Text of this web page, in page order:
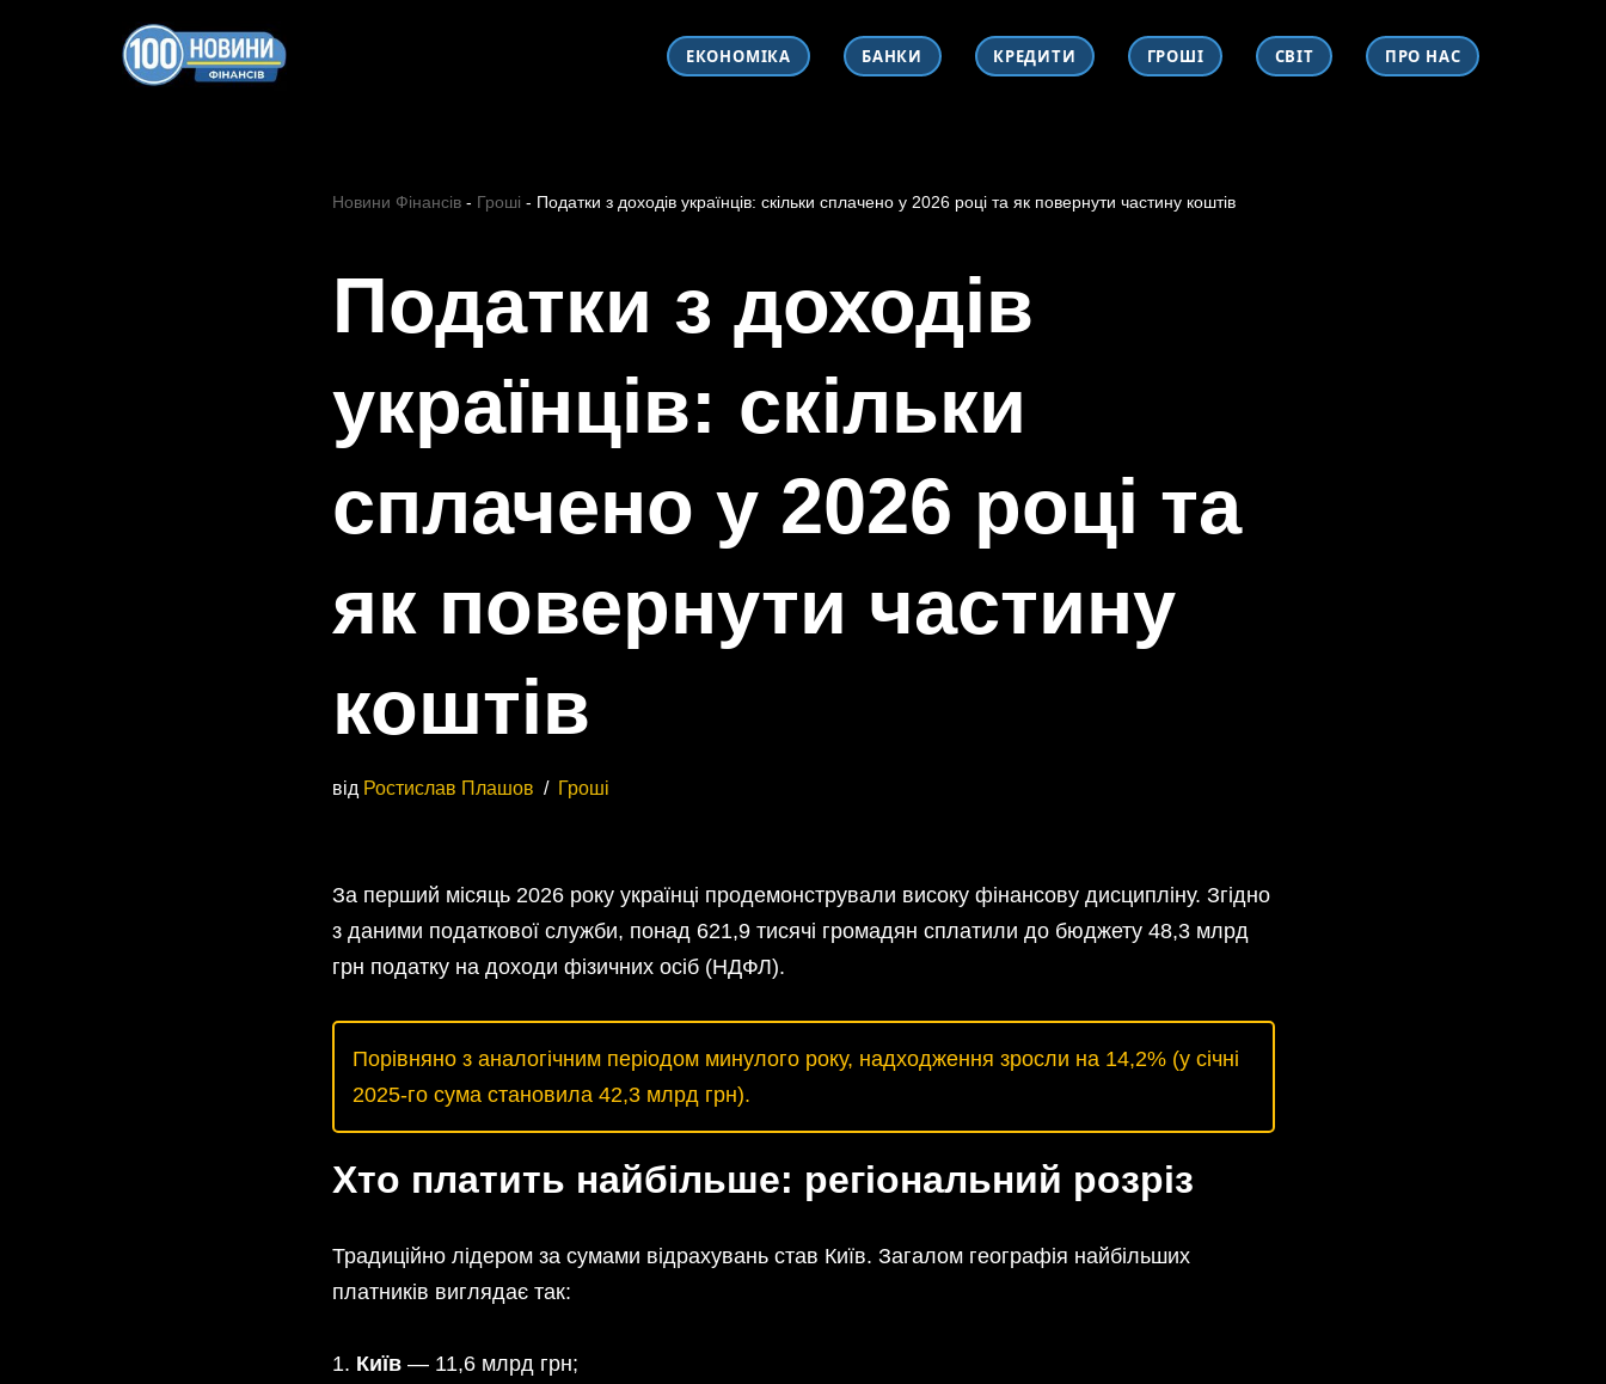
ЕКОНОМІКА БАНКИ КРЕДИТИ ГРОШІ СВІТ ПРО НАС
Новини Фінансів- Гроші - Податки з доходів українців: скільки сплачено у 2026 році та як повернути частину коштів
Податки з доходів
українців: скільки
сплачено у 2026 році та
як повернути частину
коштів
від Ростислав Плашов Гроші
За перший місяць 2026 року українці продемонстрували високу фінансову дисципліну. Згідно
з даними податкової служби, понад 621,9 тисячі громадян сплатили до бюджету 48,3 млрд
грн податку на доходи фізичних осіб (НДФЛ).
Порівняно з аналогічним періодом минулого року, надходження зросли на 14,2% (у січні
2025-го сума становила 42,3 млрд грн).
Хто платить найбільше: регіональний розріз
Традиційно лідером за сумами відрахувань став Київ. Загалом географія найбільших
платників виглядає так:
Київ— 11,6 млрд грн;